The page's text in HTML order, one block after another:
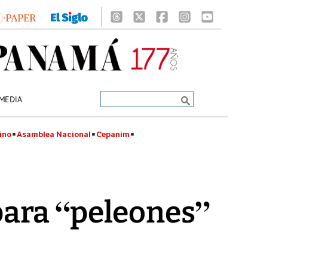
Asamblea Nacional Cepanim
“peleones”